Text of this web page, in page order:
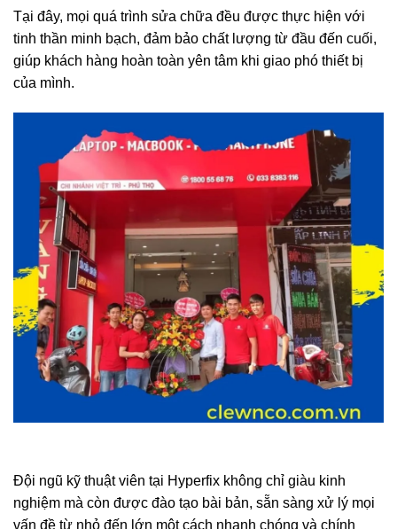
Tại đây, mọi quá trình sửa chữa đều được thực hiện với
tinh thần minh bạch, đảm bảo chất lượng từ đầu đến cuối,
giúp khách hàng hoàn toàn yên tâm khi giao phó thiết bị
của mình.
Đội ngũ kỹ thuật viên tại Hyperfix không chỉ giàu kinh
nghiệm mà còn được đào tạo bài bản, sẵn sàng xử lý mọi
vấn đề từ nhỏ đến lớn một cách nhanh chóng và chính